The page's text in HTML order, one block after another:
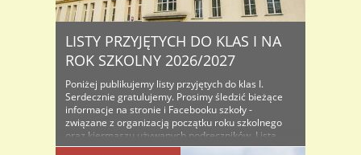
LISTY PRZYJĘTYCH DO KLAS I NA
ROK SZKOLNY 2026/2027
Poniżej publikujemy listy przyjętych do klas I.
Serdecznie gratulujemy. Prosimy śledzić bieżące
informacje na stronie i Facebooku szkoły -
związane z organizacją początku roku szkolnego
oraz kiermaszu używanych podręczników. Lista
osób przyjętych do klas I na rok szkolny...